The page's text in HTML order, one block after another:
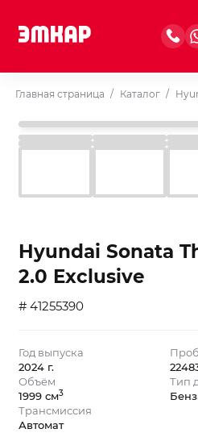
Главная страница / Каталог /
Hyundai Sonata
2.0 Exclusive
# 41255390
Год выпуска
2024 г.
Объём
1999 см3
Тип
Трансмиссия
Автомат